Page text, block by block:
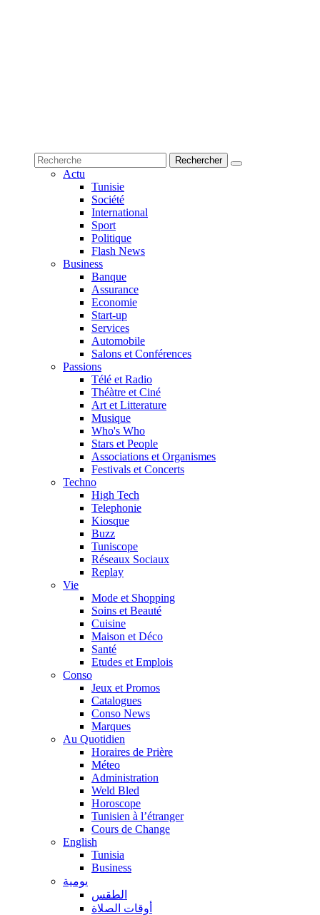
Actu
Tunisie
Société
International
Sport
Politique
Flash News
Business
Banque
Assurance
Economie
Start-up
Services
Automobile
Salons et Conférences
Passions
Télé et Radio
Théàtre et Ciné
Art et Litterature
Musique
Who's Who
Stars et People
Associations et Organismes
Festivals et Concerts
Techno
High Tech
Telephonie
Kiosque
Buzz
Tuniscope
Réseaux Sociaux
Replay
Vie
Mode et Shopping
Soins et Beauté
Cuisine
Maison et Déco
Santé
Etudes et Emplois
Conso
Jeux et Promos
Catalogues
Conso News
Marques
Au Quotidien
Horaires de Prière
Méteo
Administration
Weld Bled
Horoscope
Tunisien à l’étranger
Cours de Change
English
Tunisia
Business
يومية
الطقس
أوقات الصلاة